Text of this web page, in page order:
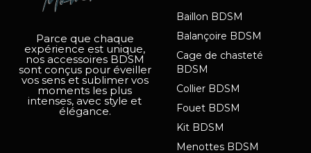
Parce que chaque
expérience est unique,
nos accessoires BDSM
sont conçus pour éveiller
vos sens et sublimer vos
moments les plus
intenses, avec style et
élégance.
Baillon BDSM
Balançoire BDSM
Cage de chasteté
BDSM
Collier BDSM
Fouet BDSM
Kit BDSM
Menottes BDSM